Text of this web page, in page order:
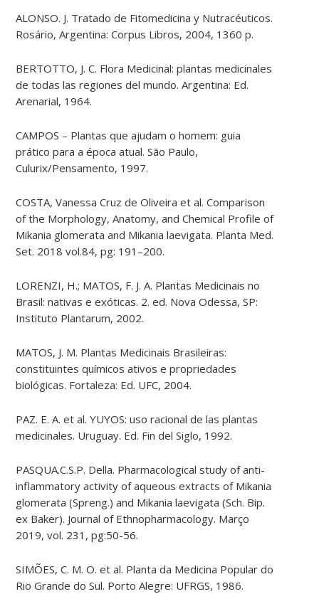
ALONSO. J. Tratado de Fitomedicina y Nutracéuticos.
Rosário, Argentina: Corpus Libros, 2004, 1360 p.
BERTOTTO, J. C. Flora Medicinal: plantas medicinales
de todas las regiones del mundo. Argentina: Ed.
Arenarial, 1964.
CAMPOS – Plantas que ajudam o homem: guia
prático para a época atual. São Paulo,
Culurix/Pensamento, 1997.
COSTA, Vanessa Cruz de Oliveira et al. Comparison
of the Morphology, Anatomy, and Chemical Profile of
Mikania glomerata and Mikania laevigata. Planta Med.
Set. 2018 vol.84, pg: 191–200.
LORENZI, H.; MATOS, F. J. A. Plantas Medicinais no
Brasil: nativas e exóticas. 2. ed. Nova Odessa, SP:
Instituto Plantarum, 2002.
MATOS, J. M. Plantas Medicinais Brasileiras:
constituintes químicos ativos e propriedades
biológicas. Fortaleza: Ed. UFC, 2004.
PAZ. E. A. et al. YUYOS: uso racional de las plantas
medicinales. Uruguay. Ed. Fin del Siglo, 1992.
PASQUA.C.S.P. Della. Pharmacological study of anti-
inflammatory activity of aqueous extracts of Mikania
glomerata (Spreng.) and Mikania laevigata (Sch. Bip.
ex Baker). Journal of Ethnopharmacology. Março
2019, vol. 231, pg:50-56.
SIMÕES, C. M. O. et al. Planta da Medicina Popular do
Rio Grande do Sul. Porto Alegre: UFRGS, 1986.